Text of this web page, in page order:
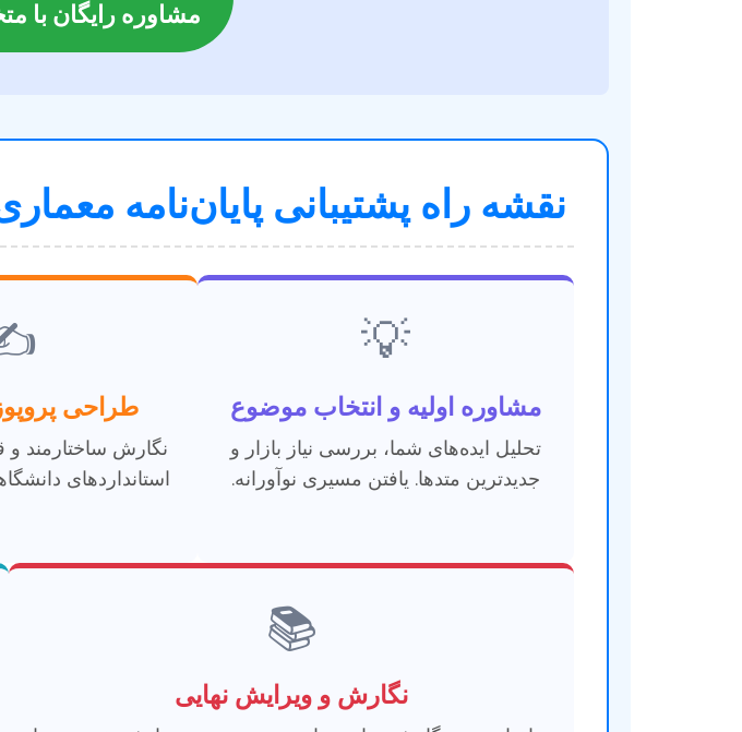
مشاوره رایگان با
نقشه راه پشتیبانی پایان‌نامه
💡
مشاوره اولیه و انتخاب موضوع
تحلیل ایده‌های شما، بررسی نیاز بازار و
جدیدترین متدها. یافتن مسیری نوآورانه.
طراحی
نگارش ساختارمند و
استانداردهای
📚
نگارش و ویرایش نهایی